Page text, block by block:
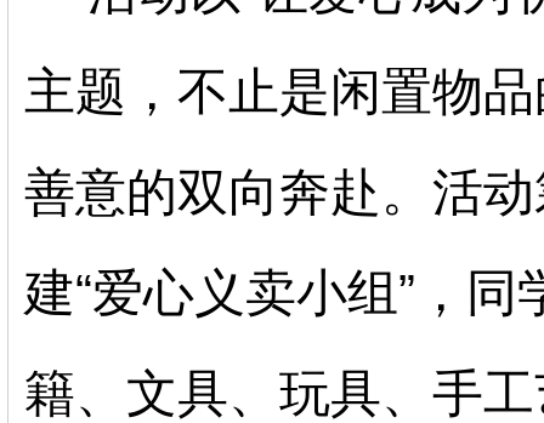
主题，不止是闲置物
善意的双向奔赴。活
建“爱心义卖小组”，
籍、文具、玩具、手